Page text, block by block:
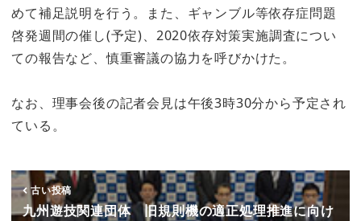
めて補足説明を行う。また、ギャンブル等依存症問題
啓発週間の催し(予定)、2020依存対策実施調査につい
ての報告など、慎重審議の協力を呼びかけた。
なお、理事会後の記者会見は午後3時30分から予定され
ている。
古い投稿
九州遊技関連団体 旧規則機の適正処理推進に向け